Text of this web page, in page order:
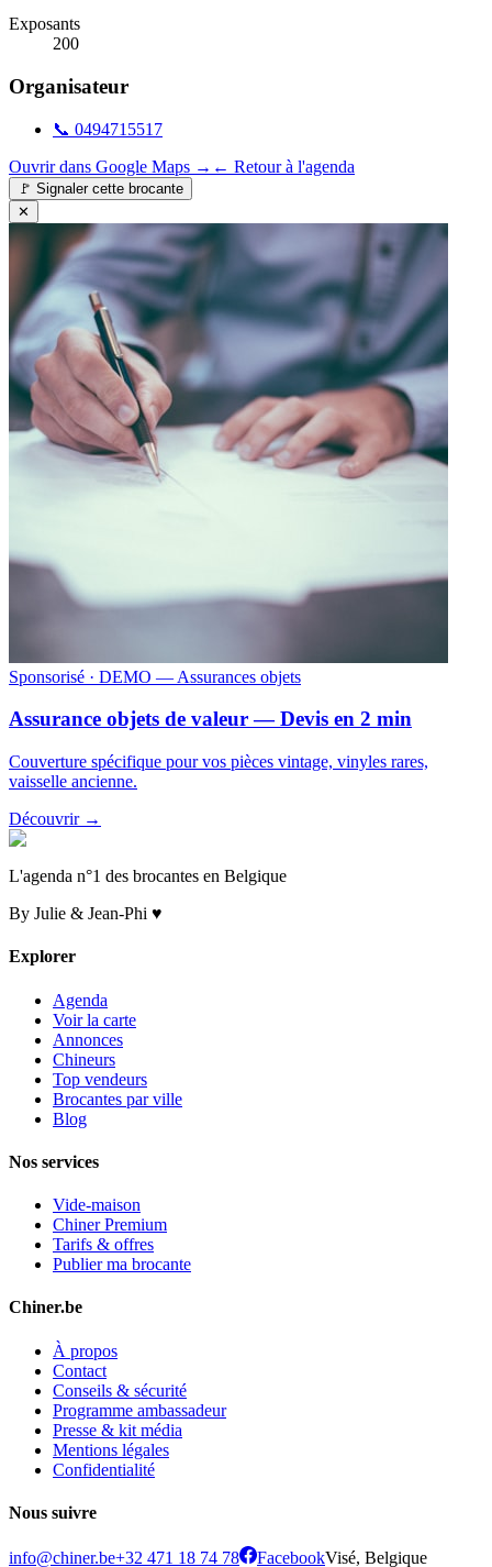
Exposants
200
Organisateur
📞 0494715517
Ouvrir dans Google Maps → ← Retour à l'agenda
🚩 Signaler cette brocante
✕
Sponsorisé · DEMO — Assurances objets
Assurance objets de valeur — Devis en 2 min
Couverture spécifique pour vos pièces vintage, vinyles rares,
vaisselle ancienne.
Découvrir →
L'agenda n°1 des brocantes en Belgique
By Julie & Jean-Phi ♥
Explorer
Agenda
Voir la carte
Annonces
Chineurs
Top vendeurs
Brocantes par ville
Blog
Nos services
Vide-maison
Chiner Premium
Tarifs & offres
Publier ma brocante
Chiner.be
À propos
Contact
Conseils & sécurité
Programme ambassadeur
Presse & kit média
Mentions légales
Confidentialité
Nous suivre
info@chiner.be+32 471 18 74 78 FacebookVisé, Belgique